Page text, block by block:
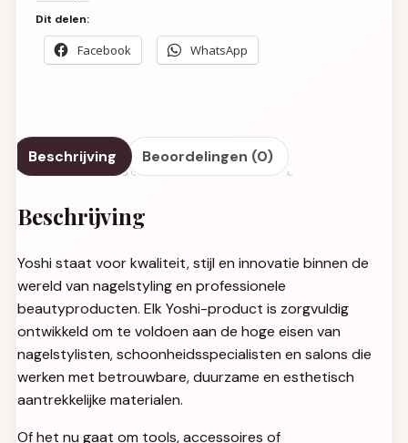
Dit delen:
Facebook WhatsApp
Beschrijving Beoordelingen (0)
Beschrijving
Yoshi staat voor kwaliteit, stijl en innovatie binnen de
wereld van nagelstyling en professionele
beautyproducten. Elk Yoshi-product is zorgvuldig
ontwikkeld om te voldoen aan de hoge eisen van
nagelstylisten, schoonheidsspecialisten en salons die
werken met betrouwbare, duurzame en esthetisch
aantrekkelijke materialen.
Of het nu gaat om tools, accessoires of